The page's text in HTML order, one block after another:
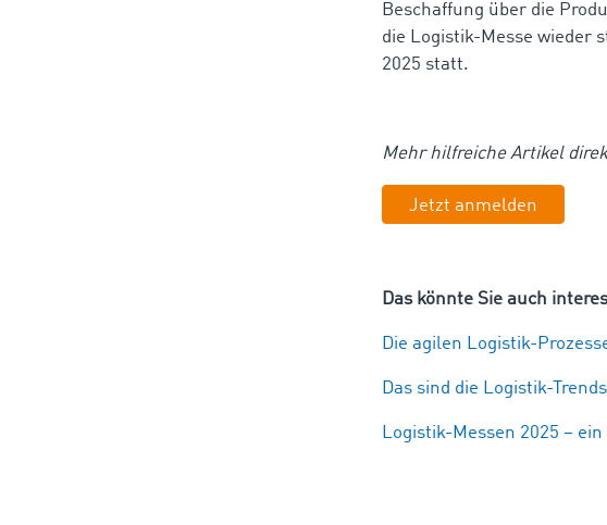
Beschaffung über die
die Logistik-Messe wieder
2025 statt.
Mehr hilfreiche Artikel
Jetzt anmelden
Das könnte Sie auch
Die agilen Logistik-
Das sind die Logistik-
Logistik-Messen 2025 –